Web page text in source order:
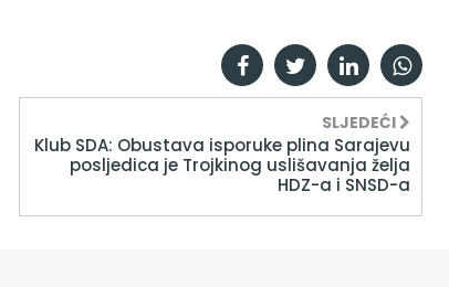
SLJEDEĆI
Klub SDA: Obustava isporuke plina Sarajevu
posljedica je Trojkinog uslišavanja želja
HDZ-a i SNSD-a